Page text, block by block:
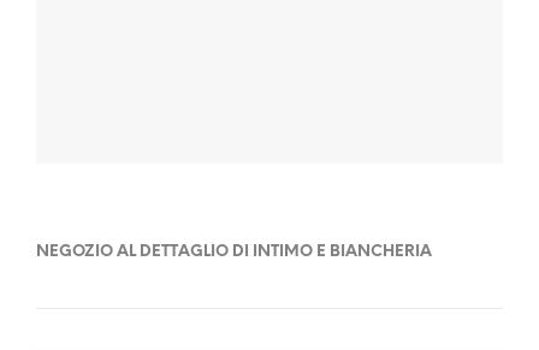
NEGOZIO AL DETTAGLIO DI INTIMO E BIANCHERIA